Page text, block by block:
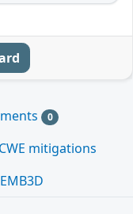
0
CWE mitigations
EMB3D